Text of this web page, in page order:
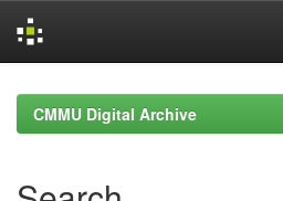
navigationCMMU Digital Archive